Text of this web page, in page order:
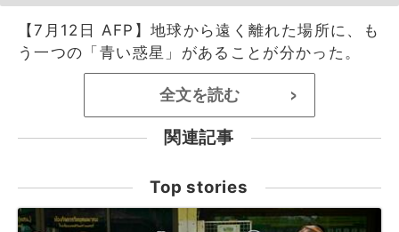
【7月12日 AFP】地球から遠く離れた場所に、も
う一つの「青い惑星」があることが分かった。
全文を読む >
関連記事
Top stories